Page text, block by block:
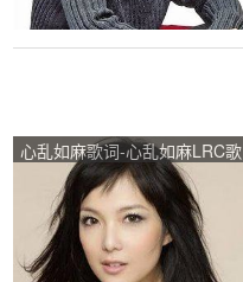
心乱如麻歌词-心乱如麻LRC歌
词-卫兰